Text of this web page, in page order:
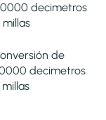
decimetros
millas
de
decimetros